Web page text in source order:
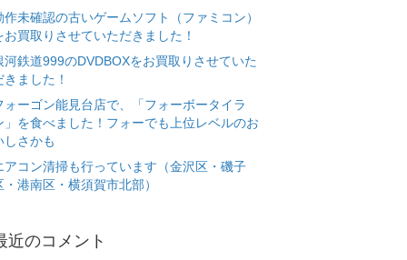
作未確認の古いゲームソフト（ファミコン）
お買取りさせていただきました！
河鉄道999のDVDBOXをお買取りさせていた
きました！
ォーゴン能見台店で、「フォーボータイラ
」を食べました！フォーでも上位レベルのお
しさかも
アコン清掃も行っています（金沢区・磯子
・港南区・横須賀市北部）
近のコメント